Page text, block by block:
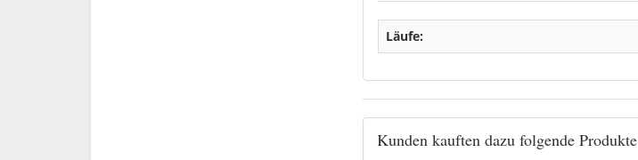
Läufe:
Kunden kauften dazu folgende Produkte